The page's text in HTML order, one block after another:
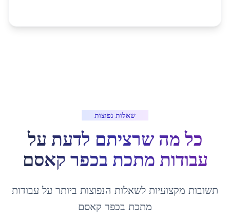
שאלות נפוצות
כל מה שרציתם לדעת על
עבודות מתכת בכפר קאסם
תשובות מקצועיות לשאלות הנפוצות ביותר על עבודות
מתכת בכפר קאסם